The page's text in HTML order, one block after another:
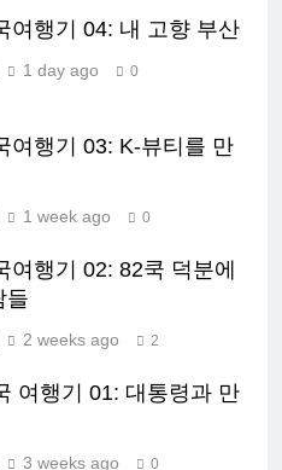
여행기 04: 내 고향 부산
1 day ago 0
여행기 03: K-뷰티를 만
1 week ago 0
여행기 02: 82쿡 덕분에
들
2 weeks ago 2
여행기 01: 대통령과 만
3 weeks ago 0